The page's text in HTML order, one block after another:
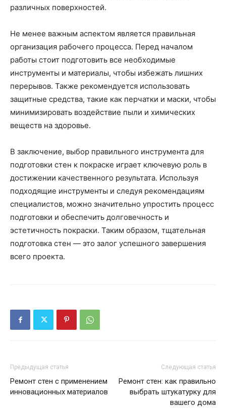
различных поверхностей.
Не менее важным аспектом является правильная
организация рабочего процесса. Перед началом
работы стоит подготовить все необходимые
инструменты и материалы, чтобы избежать лишних
перерывов. Также рекомендуется использовать
защитные средства, такие как перчатки и маски, чтобы
минимизировать воздействие пыли и химических
веществ на здоровье.
В заключение, выбор правильного инструмента для
подготовки стен к покраске играет ключевую роль в
достижении качественного результата. Используя
подходящие инструменты и следуя рекомендациям
специалистов, можно значительно упростить процесс
подготовки и обеспечить долговечность и
эстетичность покраски. Таким образом, тщательная
подготовка стен — это залог успешного завершения
всего проекта.
Предыдущая статья
Ремонт стен с применением
инновационных материалов
Следующая статья
Ремонт стен: как правильно
выбрать штукатурку для
вашего дома